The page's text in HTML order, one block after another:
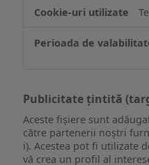
Publicitate țintită
Aceste fișiere sunt
către partenerii noștri
i). Acestea pot fi utilizate
vă crea un profil al